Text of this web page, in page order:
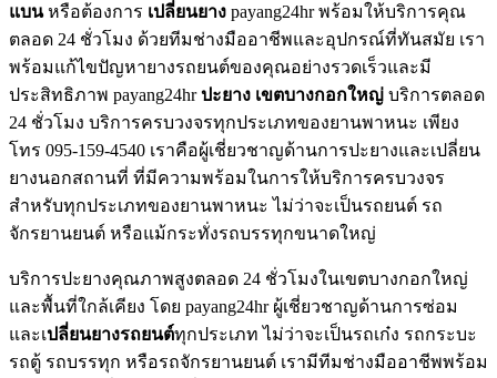
แบนหรือต้องการ เปลี่ยนยาง payang24hr พร้อมให้บริการคุณ
ตลอด 24 ชั่วโมง ด้วยทีมช่างมืออาชีพและอุปกรณ์ที่ทันสมัย เรา
พร้อมแก้ไขปัญหายางรถยนต์ของคุณอย่างรวดเร็วและมี
ประสิทธิภาพ payang24hrปะยาง เขตบางกอกใหญ่ บริการตลอด
24 ชั่วโมง บริการครบวงจรทุกประเภทของยานพาหนะ เพียง
โทร 095-159-4540 เราคือผู้เชี่ยวชาญด้านการปะยางและเปลี่ยน
ยางนอกสถานที่ ที่มีความพร้อมในการให้บริการครบวงจร
สำหรับทุกประเภทของยานพาหนะ ไม่ว่าจะเป็นรถยนต์ รถ
จักรยานยนต์ หรือแม้กระทั่งรถบรรทุกขนาดใหญ่
บริการปะยางคุณภาพสูงตลอด 24 ชั่วโมงในเขตบางกอกใหญ่
และพื้นที่ใกล้เคียง โดย payang24hr ผู้เชี่ยวชาญด้านการซ่อม
และเปลี่ยนยางรถยนต์ทุกประเภท ไม่ว่าจะเป็นรถเก๋ง รถกระบะ
รถตู้ รถบรรทุก หรือรถจักรยานยนต์ เรามีทีมช่างมืออาชีพพร้อม